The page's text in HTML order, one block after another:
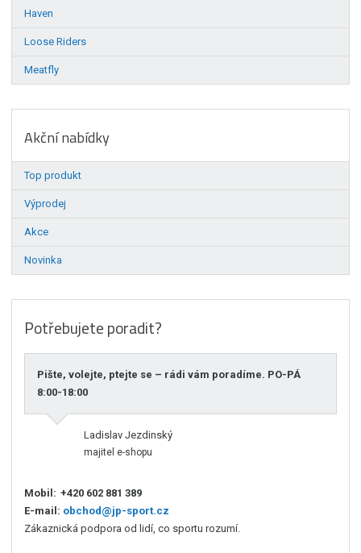
Haven
Loose Riders
Meatfly
Akční nabídky
Top produkt
Výprodej
Akce
Novinka
Potřebujete poradit?
Pište, volejte, ptejte se – rádi vám poradíme. PO-PÁ
8:00-18:00
Ladislav Jezdinský
majitel e-shopu
Mobil: +420 602 881 389
E-mail: obchod@jp-sport.cz
Zákaznická podpora od lidí, co sportu rozumí.